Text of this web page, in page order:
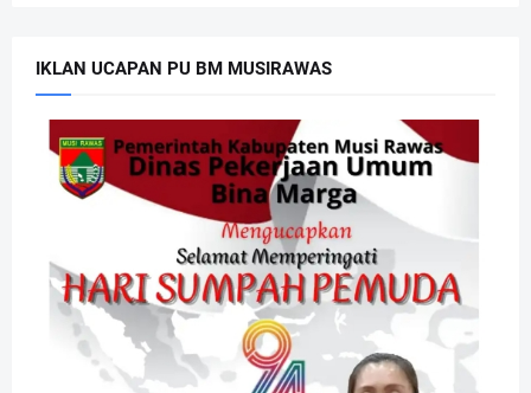
IKLAN UCAPAN PU BM MUSIRAWAS